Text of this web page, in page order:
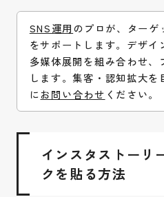
SNS運用のプロが、ターゲ
をサポートします。デザイ
多媒体展開を組み合わせ
します。集客・認知拡大
にお問い合わせ ください。
インスタストーリ
クを貼る方法